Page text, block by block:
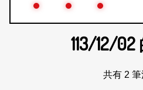
113/12/02
共有 2 筆